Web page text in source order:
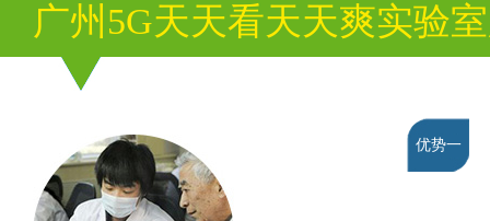
广州5G天天看天天爽实验
优势一